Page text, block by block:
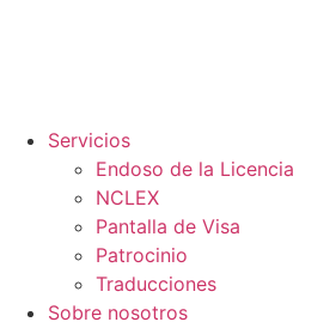
Servicios
Endoso de la Licencia
NCLEX
Pantalla de Visa
Patrocinio
Traducciones
Sobre nosotros